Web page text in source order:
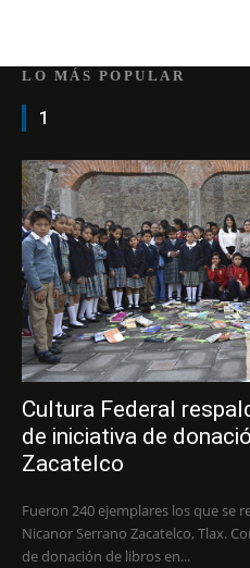
LO MÁS POPULAR
1
Cultura Federal
de iniciativa de
Zacatelco
Fueron 240 ejemplares los que se
Nicanor Serrano Zacatelco, Tlax. Concluyó con gran éxito la campaña
de donación de libros en...